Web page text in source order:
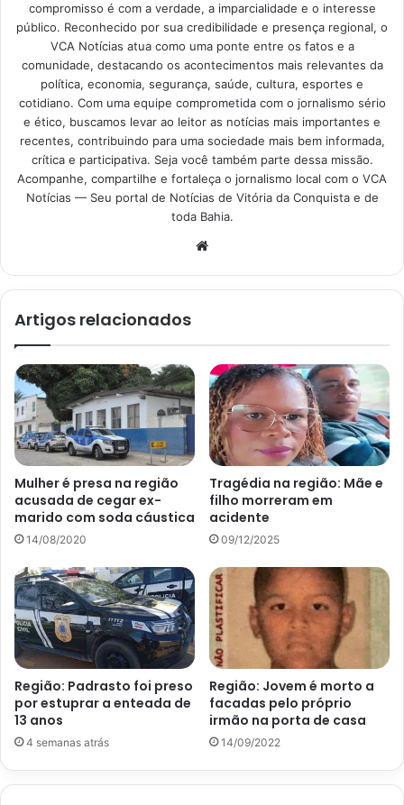
compromisso é com a verdade, a imparcialidade e o interesse
público. Reconhecido por sua credibilidade e presença regional, o
VCA Notícias atua como uma ponte entre os fatos e a
comunidade, destacando os acontecimentos mais relevantes da
política, economia, segurança, saúde, cultura, esportes e
cotidiano. Com uma equipe comprometida com o jornalismo sério
e ético, buscamos levar ao leitor as notícias mais importantes e
recentes, contribuindo para uma sociedade mais bem informada,
crítica e participativa. Seja você também parte dessa missão.
Acompanhe, compartilhe e fortaleça o jornalismo local com o VCA
Notícias — Seu portal de Notícias de Vitória da Conquista e de
toda Bahia.
Artigos relacionados
Mulher é presa na região
acusada de cegar ex-
marido com soda cáustica
14/08/2020
Tragédia na região: Mãe e
filho morreram em
acidente
09/12/2025
Região: Padrasto foi preso
por estuprar a enteada de
13 anos
4 semanas atrás
Região: Jovem é morto a
facadas pelo próprio
irmão na porta de casa
14/09/2022